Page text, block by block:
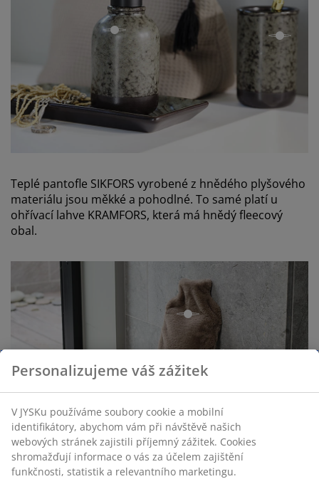
open open
Teplé pantofle SIKFORS vyrobené z hnědého plyšového
materiálu jsou měkké a pohodlné. To samé platí u
ohřívací lahve KRAMFORS, která má hnědý fleecový
obal.
open
Personalizujeme váš zážitek
V JYSKu používáme soubory cookie a mobilní
identifikátory, abychom vám při návštěvě našich
webových stránek zajistili příjemný zážitek. Cookies
shromažďují informace o vás za účelem zajištění
funkčnosti, statistik a relevantního marketingu.